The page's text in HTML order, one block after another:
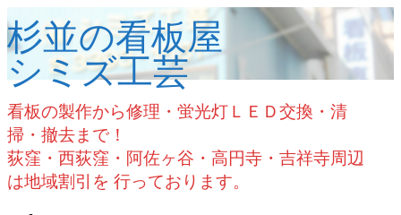
杉並の看板屋
シミズ工芸
看板の製作から修理・蛍光灯ＬＥＤ交換・清
掃・撤去まで！
荻窪・西荻窪・阿佐ヶ谷・高円寺・吉祥寺周辺
は地域割引を 行っております。